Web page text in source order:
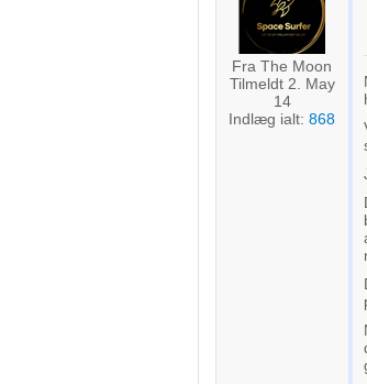
Fra The Moon
Tilmeldt 2. May
14
Indlæg ialt: 868
Forstå målgrupper gennem statistikker
Bruge begrænsede oplysninger til at vælge
Bruge præcise geografiske
Identificere enheder baseret på aktivt